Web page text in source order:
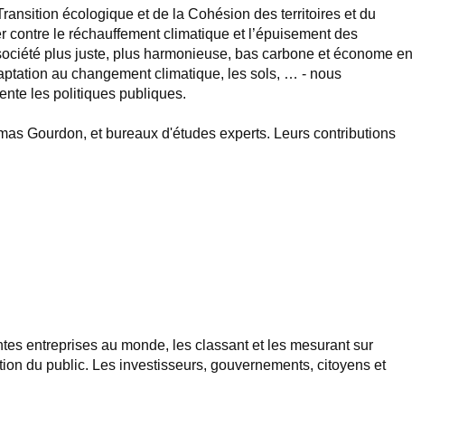
écologique et de la Cohésion des territoires et du
le réchauffement climatique et l’épuisement des
plus juste, plus harmonieuse, bas carbone et économe en
au changement climatique, les sols, … - nous
les politiques publiques.
Gourdon, et bureaux d'études experts. Leurs contributions
entreprises au monde, les classant et les mesurant sur
du public. Les investisseurs, gouvernements, citoyens et